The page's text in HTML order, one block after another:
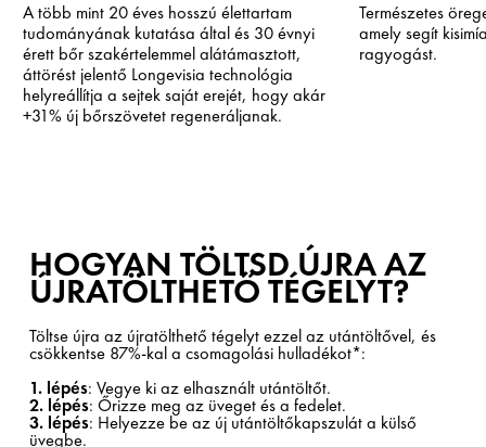
A több mint 20 éves hosszú élettartam
tudományának kutatása által és 30 évnyi
érett bőr szakértelemmel alátámasztott,
áttörést jelentő Longevisia technológia
helyreállítja a sejtek saját erejét, hogy akár
+31% új bőrszövetet regeneráljanak.
Természetes
amely segít
ragyogást.
HOGYAN TÖLTSD ÚJRA AZ
ÚJRATÖLTHETŐ TÉGELYT?
Töltse újra az újratölthető tégelyt ezzel az utántöltővel, és
csökkentse 87%-kal a csomagolási hulladékot*:
1. lépés: Vegye ki az elhasznált utántöltőt.
2. lépés: Őrizze meg az üveget és a fedelet.
3. lépés: Helyezze be az új utántöltőkapszulát a külső
üvegbe.